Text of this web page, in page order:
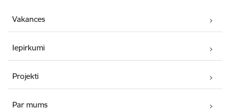
Vakances
Iepirkumi
Projekti
Par mums